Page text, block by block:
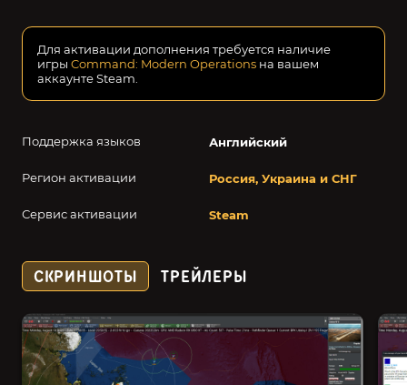
Поддержка языков Английский
Регион активации Россия, Украина и СНГ
Сервис активации Steam
Для активации дополнения требуется наличие
игры Command: Modern Operations на вашем
аккаунте Steam.
СКРИНШОТЫ ТРЕЙЛЕРЫ